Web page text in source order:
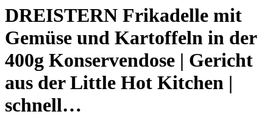
DREISTERN Frikadelle mit
Gemüse und Kartoffeln in der
400g Konservendose | Gericht
aus der Little Hot Kitchen |
schnell…